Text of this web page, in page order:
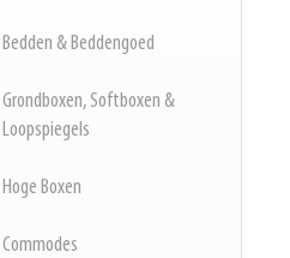
Bedden & Beddengoed
Grondboxen, Softboxen &
Loopspiegels
Hoge Boxen
Commodes